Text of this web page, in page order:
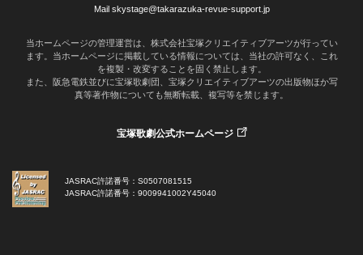
Mail skystage@takarazuka-revue-support.jp
当ホームページの管理運営は、株式会社宝塚クリエイティブアーツが行ってい
ます。当ホームページに掲載している情報については、当社の許可なく、これ
を複製・改変することを固く禁止します。
また、阪急電鉄並びに宝塚歌劇団、宝塚クリエイティブアーツの出版物ほか写
真等著作物についても無断転載、複写等を禁じます。
宝塚歌劇公式ホームページ
JASRAC許諾番号：S0507081515
JASRAC許諾番号：9009941002Y45040